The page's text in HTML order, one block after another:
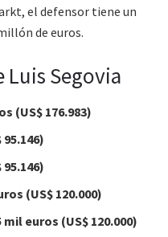
el defensor tiene un
de euros.
Luis Segovia
(US$ 176.983)
95.146)
95.146)
(US$ 120.000)
mil euros (US$ 120.000)